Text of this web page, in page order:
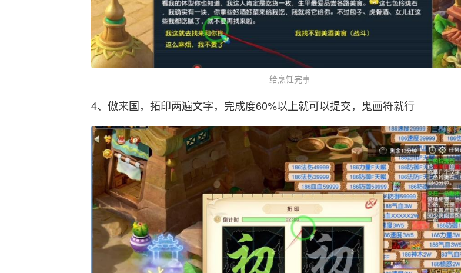
给烹饪完事
4、傲来国，拓印两遍文字，完成度60%以上就可以提交，鬼画符就行